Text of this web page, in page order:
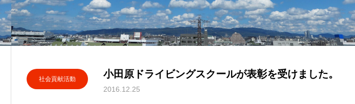
社会貢献活動 小田原ドライビングスクールが表彰を受けました。
2016.12.25